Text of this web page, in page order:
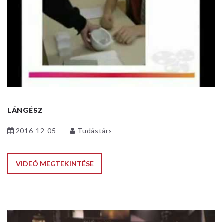
LÁNGÉSZ
2016-12-05 Tudástárs
VIDEÓ MEGTEKINTÉSE